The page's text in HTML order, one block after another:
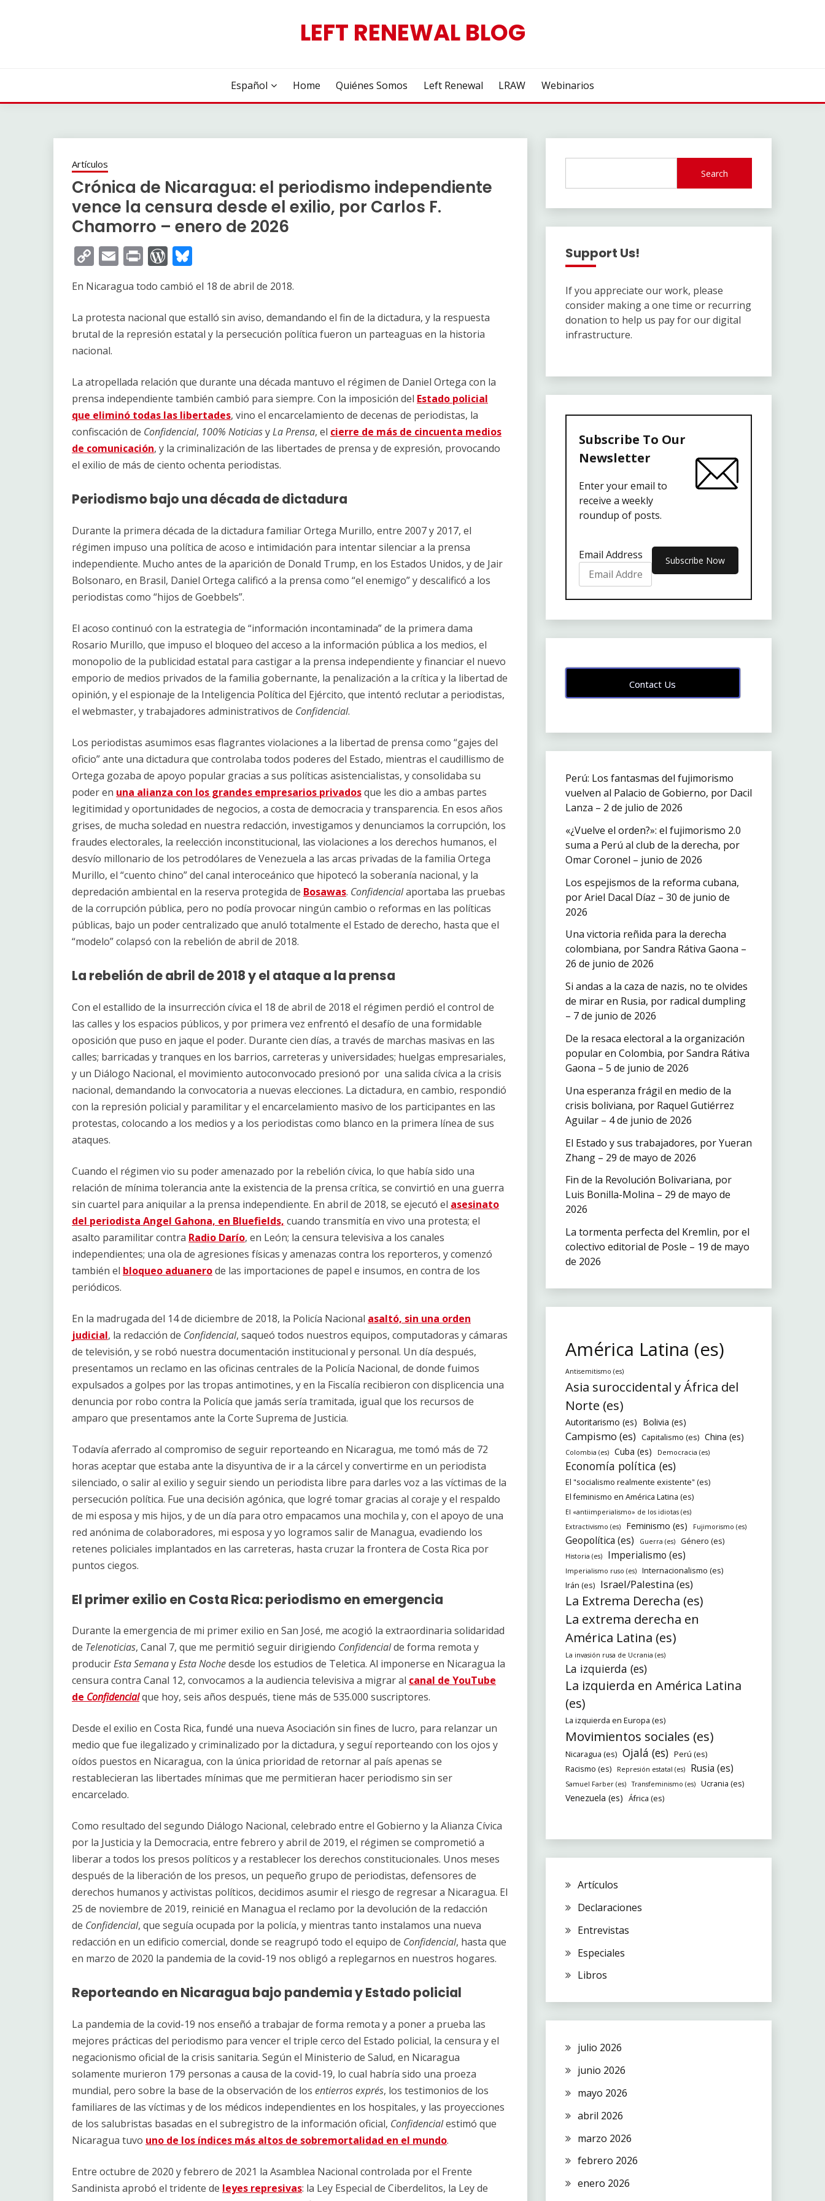
LEFT RENEWAL BLOG
Español Home Quiénes Somos Left Renewal LRAW Webinarios
Artículos
Crónica de Nicaragua: el periodismo independiente
vence la censura desde el exilio, por Carlos F.
Chamorro – enero de 2026
Copy
Link
EmailPrintWordPress
En Nicaragua todo cambió el 18 de abril de 2018.
La protesta nacional que estalló sin aviso, demandando el fin de la dictadura, y la respuesta
brutal de la represión estatal y la persecución política fueron un parteaguas en la historia
nacional.
La atropellada relación que durante una década mantuvo el régimen de Daniel Ortega con la
prensa independiente también cambió para siempre. Con la imposición del Estado policial
que eliminó todas las libertades, vino el encarcelamiento de decenas de periodistas, la
confiscación de Confidencial, 100% NoticiasyLa Prensa, el cierre de más de cincuenta medios
de comunicación, y la criminalización de las libertades de prensa y de expresión, provocando
el exilio de más de ciento ochenta periodistas.
Periodismo bajo una década de dictadura
Durante la primera década de la dictadura familiar Ortega Murillo, entre 2007 y 2017, el
régimen impuso una política de acoso e intimidación para intentar silenciar a la prensa
independiente. Mucho antes de la aparición de Donald Trump, en los Estados Unidos, y de Jair
Bolsonaro, en Brasil, Daniel Ortega calificó a la prensa como “el enemigo” y descalificó a los
periodistas como “hijos de Goebbels”.
El acoso continuó con la estrategia de “información incontaminada” de la primera dama
Rosario Murillo, que impuso el bloqueo del acceso a la información pública a los medios, el
monopolio de la publicidad estatal para castigar a la prensa independiente y financiar el nuevo
emporio de medios privados de la familia gobernante, la penalización a la crítica y la libertad de
opinión, y el espionaje de la Inteligencia Política del Ejército, que intentó reclutar a periodistas,
el webmaster, y trabajadores administrativos de Confidencial.
Los periodistas asumimos esas flagrantes violaciones a la libertad de prensa como “gajes del
oficio” ante una dictadura que controlaba todos poderes del Estado, mientras el caudillismo de
Ortega gozaba de apoyo popular gracias a sus políticas asistencialistas, y consolidaba su
poder en una alianza con los grandes empresarios privadosque les dio a ambas partes
legitimidad y oportunidades de negocios, a costa de democracia y transparencia. En esos años
grises, de mucha soledad en nuestra redacción, investigamos y denunciamos la corrupción, los
fraudes electorales, la reelección inconstitucional, las violaciones a los derechos humanos, el
desvío millonario de los petrodólares de Venezuela a las arcas privadas de la familia Ortega
Murillo, el “cuento chino” del canal interoceánico que hipotecó la soberanía nacional, y la
depredación ambiental en la reserva protegida de Bosawas. Confidencialaportaba las pruebas
de la corrupción pública, pero no podía provocar ningún cambio o reformas en las políticas
públicas, bajo un poder centralizado que anuló totalmente el Estado de derecho, hasta que el
“modelo” colapsó con la rebelión de abril de 2018.
La rebelión de abril de 2018 y el ataque a la prensa
Con el estallido de la insurrección cívica el 18 de abril de 2018 el régimen perdió el control de
las calles y los espacios públicos, y por primera vez enfrentó el desafío de una formidable
oposición que puso en jaque el poder. Durante cien días, a través de marchas masivas en las
calles; barricadas y tranques en los barrios, carreteras y universidades; huelgas empresariales,
y un Diálogo Nacional, el movimiento autoconvocado presionó por una salida cívica a la crisis
nacional, demandando la convocatoria a nuevas elecciones. La dictadura, en cambio, respondió
con la represión policial y paramilitar y el encarcelamiento masivo de los participantes en las
protestas, colocando a los medios y a los periodistas como blanco en la primera línea de sus
ataques.
Cuando el régimen vio su poder amenazado por la rebelión cívica, lo que había sido una
relación de mínima tolerancia ante la existencia de la prensa crítica, se convirtió en una guerra
sin cuartel para aniquilar a la prensa independiente. En abril de 2018, se ejecutó el asesinato
del periodista Angel Gahona, en Bluefields, cuando transmitía en vivo una protesta; el
asalto paramilitar contra Radio Darío, en León; la censura televisiva a los canales
independientes; una ola de agresiones físicas y amenazas contra los reporteros, y comenzó
también el bloqueo aduanerode las importaciones de papel e insumos, en contra de los
periódicos.
En la madrugada del 14 de diciembre de 2018, la Policía Nacional asaltó, sin una orden
judicial, la redacción de Confidencial, saqueó todos nuestros equipos, computadoras y cámaras
de televisión, y se robó nuestra documentación institucional y personal. Un día después,
presentamos un reclamo en las oficinas centrales de la Policía Nacional, de donde fuimos
expulsados a golpes por las tropas antimotines, y en la Fiscalía recibieron con displicencia una
denuncia por robo contra la Policía que jamás sería tramitada, igual que los recursos de
amparo que presentamos ante la Corte Suprema de Justicia.
Todavía aferrado al compromiso de seguir reporteando en Nicaragua, me tomó más de 72
horas aceptar que estaba ante la disyuntiva de ir a la cárcel y convertirme en un periodista
silenciado, o salir al exilio y seguir siendo un periodista libre para darles voz a las víctimas de la
persecución política. Fue una decisión agónica, que logré tomar gracias al coraje y el respaldo
de mi esposa y mis hijos, y de un día para otro empacamos una mochila y, con el apoyo de una
red anónima de colaboradores, mi esposa y yo logramos salir de Managua, evadiendo los
retenes policiales implantados en las carreteras, hasta cruzar la frontera de Costa Rica por
puntos ciegos.
El primer exilio en Costa Rica: periodismo en emergencia
Durante la emergencia de mi primer exilio en San José, me acogió la extraordinaria solidaridad
de Telenoticias, Canal 7, que me permitió seguir dirigiendo Confidencialde forma remota y
producirEsta SemanayEsta Nochedesde los estudios de Teletica. Al imponerse en Nicaragua la
censura contra Canal 12, convocamos a la audiencia televisiva a migrar al canal de YouTube
de Confidencialque hoy, seis años después, tiene más de 535.000 suscriptores.
Desde el exilio en Costa Rica, fundé una nueva Asociación sin fines de lucro, para relanzar un
medio que fue ilegalizado y criminalizado por la dictadura, y seguí reporteando con los ojos y
oídos puestos en Nicaragua, con la única prioridad de retornar al país apenas se
restablecieran las libertades mínimas que me permitieran hacer periodismo sin ser
encarcelado.
Como resultado del segundo Diálogo Nacional, celebrado entre el Gobierno y la Alianza Cívica
por la Justicia y la Democracia, entre febrero y abril de 2019, el régimen se comprometió a
liberar a todos los presos políticos y a restablecer los derechos constitucionales. Unos meses
después de la liberación de los presos, un pequeño grupo de periodistas, defensores de
derechos humanos y activistas políticos, decidimos asumir el riesgo de regresar a Nicaragua. El
25 de noviembre de 2019, reinicié en Managua el reclamo por la devolución de la redacción
de Confidencial, que seguía ocupada por la policía, y mientras tanto instalamos una nueva
redacción en un edificio comercial, donde se reagrupó todo el equipo de Confidencial, hasta que
en marzo de 2020 la pandemia de la covid-19 nos obligó a replegarnos en nuestros hogares.
Reporteando en Nicaragua bajo pandemia y Estado policial
La pandemia de la covid-19 nos enseñó a trabajar de forma remota y a poner a prueba las
mejores prácticas del periodismo para vencer el triple cerco del Estado policial, la censura y el
negacionismo oficial de la crisis sanitaria. Según el Ministerio de Salud, en Nicaragua
solamente murieron 179 personas a causa de la covid-19, lo cual habría sido una proeza
mundial, pero sobre la base de la observación de los entierros exprés, los testimonios de los
familiares de las víctimas y de los médicos independientes en los hospitales, y las proyecciones
de los salubristas basadas en el subregistro de la información oficial, Confidencialestimó que
Nicaragua tuvo uno de los índices más altos de sobremortalidad en el mundo.
Entre octubre de 2020 y febrero de 2021 la Asamblea Nacional controlada por el Frente
Sandinista aprobó el tridente de leyes represivas: la Ley Especial de Ciberdelitos, la Ley de
Search
Support Us!
If you appreciate our work, please
consider making a one time or recurring
donation to help us pay for our digital
infrastructure.
Subscribe To Our
Newsletter
Enter your email to
receive a weekly
roundup of posts.
Email Address
Contact Us
Perú: Los fantasmas del fujimorismo
vuelven al Palacio de Gobierno, por Dacil
Lanza – 2 de julio de 2026
«¿Vuelve el orden?»: el fujimorismo 2.0
suma a Perú al club de la derecha, por
Omar Coronel – junio de 2026
Los espejismos de la reforma cubana,
por Ariel Dacal Díaz – 30 de junio de
2026
Una victoria reñida para la derecha
colombiana, por Sandra Rátiva Gaona –
26 de junio de 2026
Si andas a la caza de nazis, no te olvides
de mirar en Rusia, por radical dumpling
– 7 de junio de 2026
De la resaca electoral a la organización
popular en Colombia, por Sandra Rátiva
Gaona – 5 de junio de 2026
Una esperanza frágil en medio de la
crisis boliviana, por Raquel Gutiérrez
Aguilar – 4 de junio de 2026
El Estado y sus trabajadores, por Yueran
Zhang – 29 de mayo de 2026
Fin de la Revolución Bolivariana, por
Luis Bonilla-Molina – 29 de mayo de
2026
La tormenta perfecta del Kremlin, por el
colectivo editorial de Posle – 19 de mayo
de 2026
América Latina (es)
Antisemitismo (es)
Asia suroccidental y África del
Norte (es)
Autoritarismo (es) Bolivia (es)
Campismo (es) Capitalismo (es) China (es)
Colombia (es) Cuba (es) Democracia (es)
Economía política (es)
El "socialismo realmente existente" (es)
El feminismo en América Latina (es)
El «antiimperialismo» de los idiotas (es)
Extractivismo (es)
Feminismo (es) Fujimorismo (es)
Geopolítica (es) Guerra (es) Género (es)
Historia (es) Imperialismo (es)
Imperialismo ruso (es)
Internacionalismo (es)
Irán (es)
Israel/Palestina (es)
La Extrema Derecha (es)
La extrema derecha en
América Latina (es)
La invasión rusa de Ucrania (es)
La izquierda (es)
La izquierda en América Latina
(es)
La izquierda en Europa (es)
Movimientos sociales (es)
Nicaragua (es) Ojalá (es) Perú (es)
Racismo (es)
Represión estatal (es) Rusia (es)
Samuel Farber (es) Transfeminismo (es) Ucrania (es)
Venezuela (es) África (es)
Artículos
Declaraciones
Entrevistas
Especiales
Libros
julio 2026
junio 2026
mayo 2026
abril 2026
marzo 2026
febrero 2026
enero 2026